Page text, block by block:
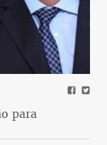
para